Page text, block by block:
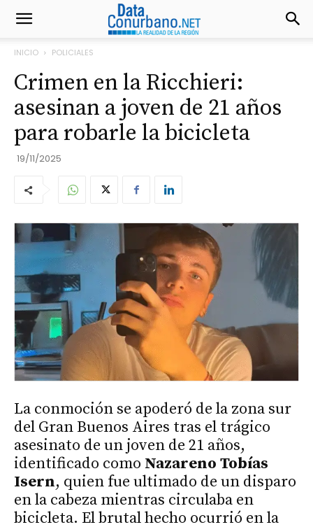
INICIO POLICIALES
Crimen en la Ricchieri:
asesinan a joven de 21 años
para robarle la bicicleta
19/11/2025
La conmoción se apoderó de la zona sur
del Gran Buenos Aires tras el trágico
asesinato de un joven de 21 años,
identificado como Nazareno Tobías
Isern, quien fue ultimado de un disparo
en la cabeza mientras circulaba en
bicicleta. El brutal hecho ocurrió en la